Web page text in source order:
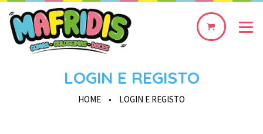
0
LOGIN E REGISTO
HOME • LOGIN E REGISTO